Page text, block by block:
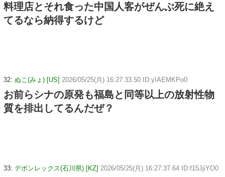
料理店とそれ食った中国人客がぜんぶ死に絶え
てるなら納得するけど
32: ぬこ(みょ) [US] 2026/05/25(月) 16:27:33.50 ID:yIAEMKPo0
お前らシナの原発も福島と同等以上の放射性物
質を排出してるんだぜ？
33: デボンレックス(石川県) [KZ] 2026/05/25(月) 16:27:37.64 ID:f15JjiYO0